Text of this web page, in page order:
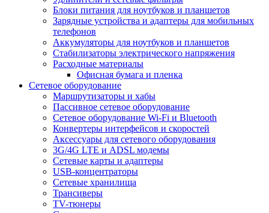
Блоки питания для ноутбуков и планшетов
Зарядные устройства и адаптеры для мобильных
телефонов
Аккумуляторы для ноутбуков и планшетов
Стабилизаторы электрического напряжения
Расходные материалы
Офисная бумага и пленка
Сетевое оборудование
Маршрутизаторы и хабы
Пассивное сетевое оборудование
Сетевое оборудование Wi-Fi и Bluetooth
Конвертеры интерфейсов и скоростей
Аксессуары для сетевого оборудования
3G/4G LTE и ADSL модемы
Сетевые карты и адаптеры
USB-концентраторы
Сетевые хранилища
Трансиверы
TV-тюнеры